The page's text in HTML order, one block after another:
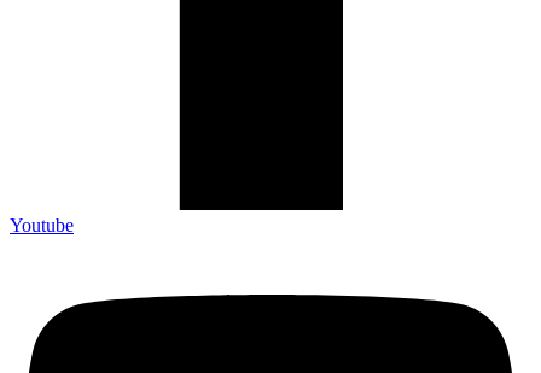
Youtube